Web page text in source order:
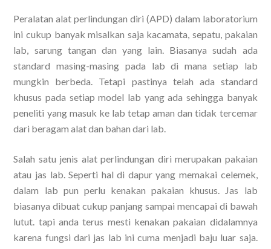
Peralatan alat perlindungan diri (APD) dalam laboratorium
ini cukup banyak misalkan saja kacamata, sepatu, pakaian
lab, sarung tangan dan yang lain. Biasanya sudah ada
standard masing-masing pada lab di mana setiap lab
mungkin berbeda. Tetapi pastinya telah ada standard
khusus pada setiap model lab yang ada sehingga banyak
peneliti yang masuk ke lab tetap aman dan tidak tercemar
dari beragam alat dan bahan dari lab.
Salah satu jenis alat perlindungan diri merupakan pakaian
atau jas lab. Seperti hal di dapur yang memakai celemek,
dalam lab pun perlu kenakan pakaian khusus. Jas lab
biasanya dibuat cukup panjang sampai mencapai di bawah
lutut. tapi anda terus mesti kenakan pakaian didalamnya
karena fungsi dari jas lab ini cuma menjadi baju luar saja.